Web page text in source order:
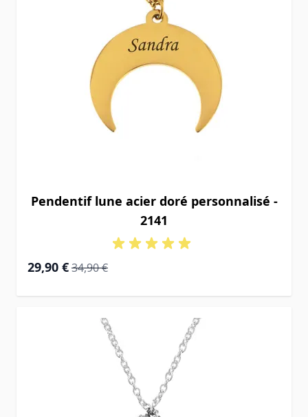
Pendentif lune acier doré personnalisé -
2141
Prix Spécial
29,90 € Prix normal
34,90 €